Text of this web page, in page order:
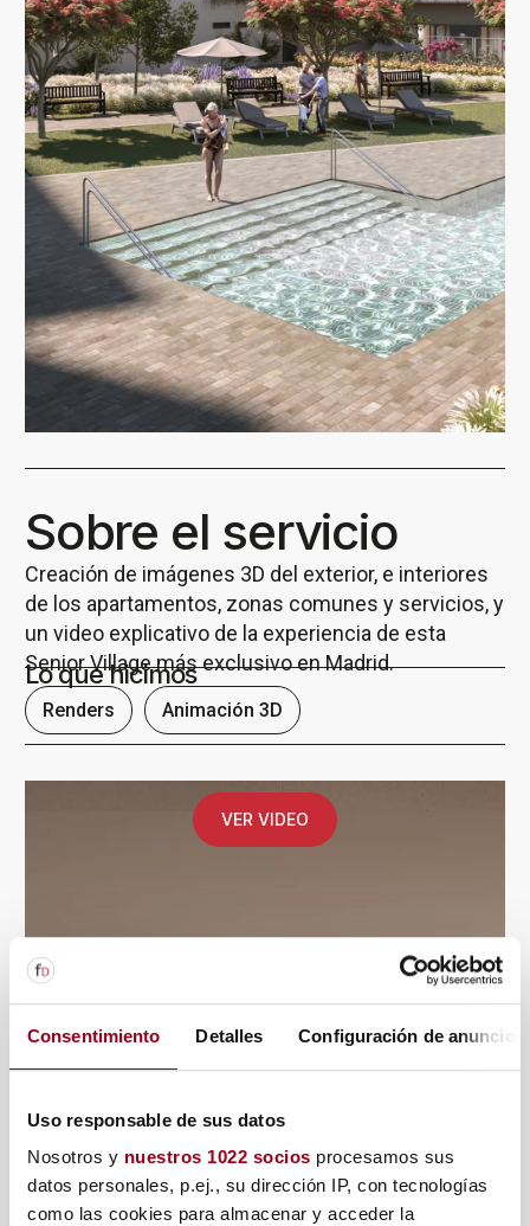
Consentimiento Detalles Configuración de anuncios
Uso responsable de sus datos
Nosotros y nuestros 1022 socios procesamos sus
datos personales, p.ej., su dirección IP, con tecnologías
como las cookies para almacenar y acceder la
Sobre el servicio
Creación de imágenes 3D del exterior, e interiores
de los apartamentos, zonas comunes y servicios, y
un video explicativo de la experiencia de esta
Senior Village más exclusivo en Madrid.
Lo que hicimos
Renders Animación 3D
VER VIDEO